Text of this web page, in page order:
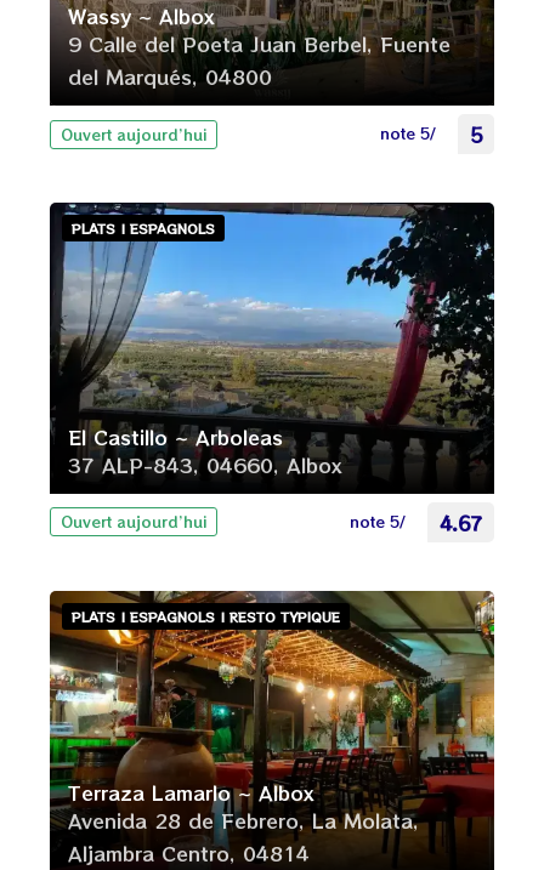
Wassy ~ Albox
9 Calle del Poeta Juan Berbel, Fuente
del Marqués, 04800
Ouvert aujourd’hui note 5/ 5
PLATS | ESPAGNOLS
El Castillo ~ Arboleas
37 ALP-843, 04660, Albox
Ouvert aujourd’hui note 5/ 4.67
PLATS | ESPAGNOLS | RESTO TYPIQUE
Terraza Lamarlo ~ Albox
Avenida 28 de Febrero, La Molata,
Aljambra Centro, 04814